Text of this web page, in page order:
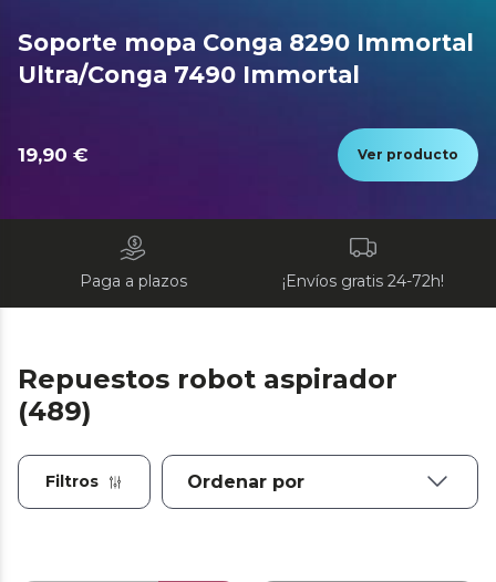
Soporte mopa Conga 8290 Immortal
Ultra/Conga 7490 Immortal
19,90 € Ver producto
Paga a plazos ¡Envíos gratis 24-72h!
Repuestos robot aspirador
(489)
Filtros